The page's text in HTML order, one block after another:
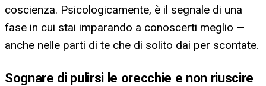
coscienza. Psicologicamente, è il segnale di una
fase in cui stai imparando a conoscerti meglio —
anche nelle parti di te che di solito dai per scontate.
Sognare di pulirsi le orecchie e non riuscire